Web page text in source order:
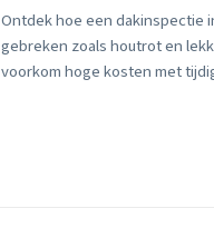
Ontdek hoe een dakinspectie
gebreken zoals houtrot en
voorkom hoge kosten met